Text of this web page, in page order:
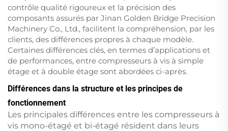
contrôle qualité rigoureux et la précision des
composants assurés par Jinan Golden Bridge Precision
Machinery Co., Ltd., facilitent la compréhension, par les
clients, des différences propres à chaque modèle.
Certaines différences clés, en termes d’applications et
de performances, entre compresseurs à vis à simple
étage et à double étage sont abordées ci-après.
Différences dans la structure et les principes de
fonctionnement
Les principales différences entre les compresseurs à
vis mono-étagé et bi-étagé résident dans leurs